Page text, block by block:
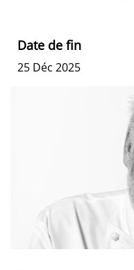
Date de fin
25 Déc 2025